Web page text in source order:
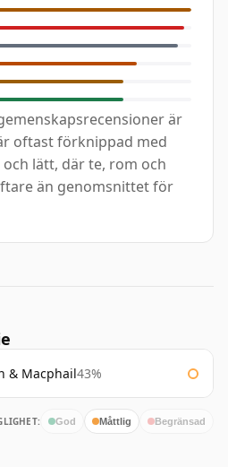
är
oftast förknippad med
lätt, där te, rom och
än genomsnittet för
& Macphail43%
God Måttlig Begränsad